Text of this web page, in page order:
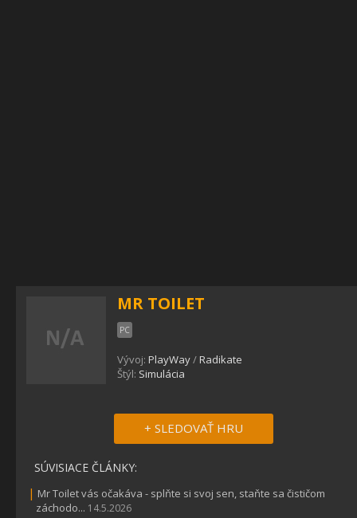
MR TOILET
PC
Vývoj: PlayWay/Radikate
Štýl: Simulácia
+ SLEDOVAŤ HRU
SÚVISIACE ČLÁNKY:
| Mr Toilet vás očakáva - splňte si svoj sen, staňte sa čističom
záchodo... 14.5.2026